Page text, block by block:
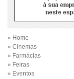
» Home
» Cinemas
» Farmácias
» Feiras
» Eventos